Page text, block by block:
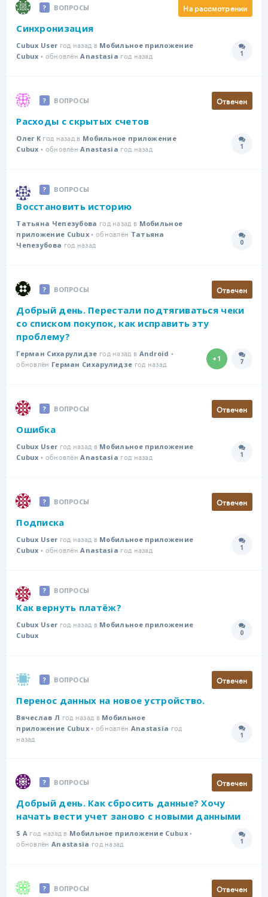
ВОПРОСЫ На рассмотрении
Синхронизация
Cubux User год назад в Мобильное приложение
Cubux • обновлёнAnastasia год назад 1
ВОПРОСЫ Отвечен
Расходы с скрытых счетов
Олег К год назад в Мобильное приложение
Cubux • обновлёнAnastasia год назад 1
ВОПРОСЫ
Восстановить историю
Татьяна Чепезубова год назад в Мобильное
приложение Cubux • обновлён Татьяна
Чепезубова год назад 0
ВОПРОСЫ Отвечен
Добрый день. Перестали подтягиваться чеки
со списком покупок, как исправить эту
проблему?
Герман Сихарулидзе год назад в Android •
обновлён Герман Сихарулидзе год назад +1 7
ВОПРОСЫ Отвечен
Ошибка
Cubux User год назад в Мобильное приложение
Cubux • обновлёнAnastasia год назад 1
ВОПРОСЫ Отвечен
Подписка
Cubux User год назад в Мобильное приложение
Cubux • обновлёнAnastasia год назад 1
ВОПРОСЫ
Как вернуть платёж?
Cubux User год назад в Мобильное приложение
Cubux
0
ВОПРОСЫ Отвечен
Перенос данных на новое устройство.
Вячеслав Л год назад в Мобильное
приложение Cubux • обновлён Anastasia год
назад
1
ВОПРОСЫ Отвечен
Добрый день. Как сбросить данные? Хочу
начать вести учет заново с новыми данными
S A год назад в Мобильное приложение Cubux•
обновлён Anastasia год назад 1
ВОПРОСЫ Отвечен